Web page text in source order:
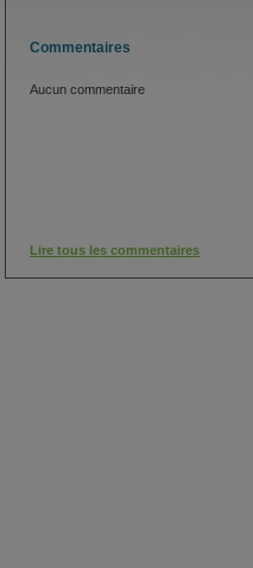
Commentaires
Aucun commentaire
Lire tous les commentaires